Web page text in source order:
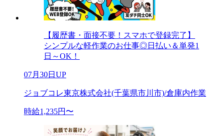
【履歴書・面接不要！スマホで登録完了】
シンプルな軽作業のお仕事◎日払い＆単発1
日～OK！
07月30日UP
ジョブコレ東京株式会社(千葉県市川市)/倉庫内作業
時給1,235円〜